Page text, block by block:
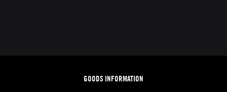
GOODS INFORMATION